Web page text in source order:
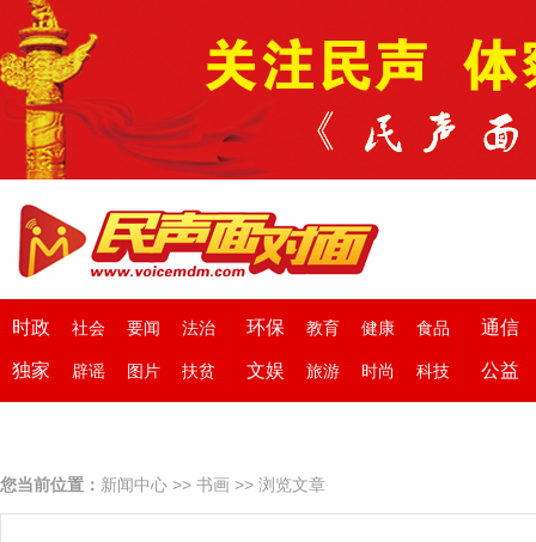
时政 社会 要闻 法治
独家 辟谣 图片 扶贫
环保 教育 健康 食品
文娱 旅游 时尚 科技
通信
公益
您当前位置： 新闻中心 >> 书画 >> 浏览文章